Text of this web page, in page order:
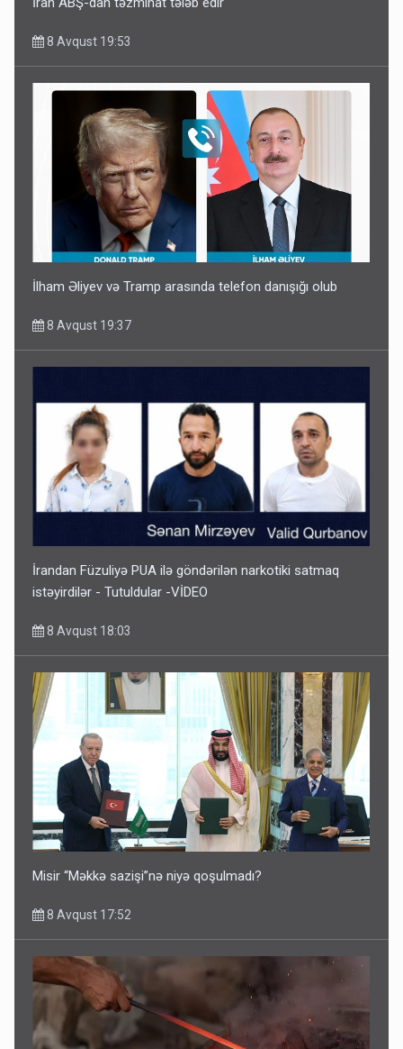
8 Avqust 19:53
İlham Əliyev və Tramp arasında telefon danışığı olub
8 Avqust 19:37
İrandan Füzuliyə PUA ilə göndərilən narkotiki satmaq
istəyirdilər - Tutuldular -VİDEO
8 Avqust 18:03
Misir “Məkkə sazişi”nə niyə qoşulmadı?
8 Avqust 17:52